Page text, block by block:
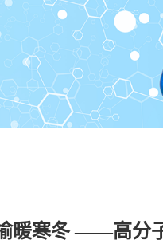
暖寒冬 ——高分